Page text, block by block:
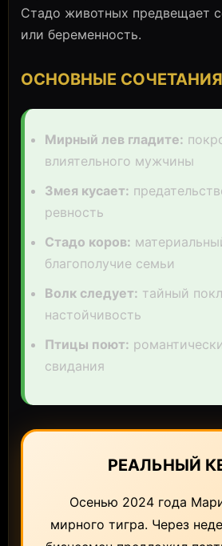
Стадо животных предвещает
или беременность.
ОСНОВНЫЕ СОЧЕТАНИЯ
Мирный лев гладите:
влиятельного мужчины
Змея кусает:
ревность
Стадо коров:
благополучие семьи
Волк следует: тайный
настойчивость
Птицы поют:
свидания
РЕАЛЬНЫЙ
Осенью 2024 года
мирного тигра. Через